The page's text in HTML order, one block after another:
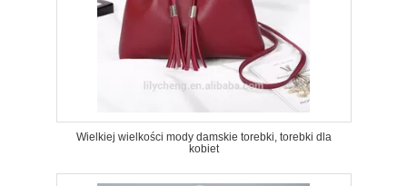
Wielkiej wielkości mody damskie torebki, torebki dla
kobiet